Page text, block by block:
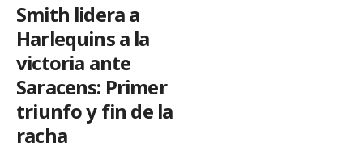
Smith lidera a
Harlequins a la
victoria ante
Saracens: Primer
triunfo y fin de la
racha